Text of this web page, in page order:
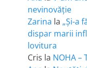
nevinovăție
Zarina la „Și-a
dispar marii
lovitura
Cris la NOHA –